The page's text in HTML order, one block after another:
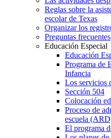
Reglas sobre la
escolar de Texas
Organizar los
Preguntas frecuentes
Educación Especial
Educación
Programa de
Infancia
Los servicios
Sección 504
Colocación
Proceso de
escuela
El programa